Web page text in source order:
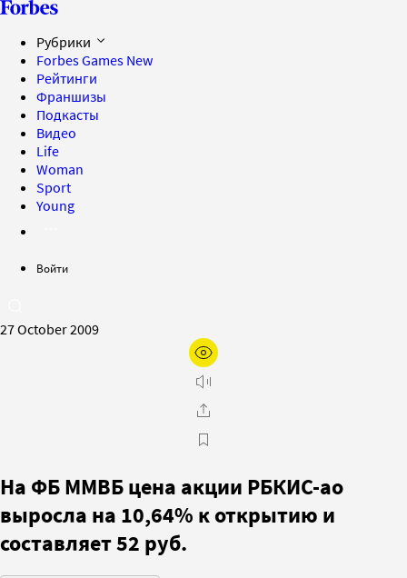
Рубрики
Forbes Games New
Рейтинги
Франшизы
Подкасты
Видео
Life
Woman
Sport
Young
Войти
27 October 2009
На ФБ ММВБ цена акции РБКИС-ао
выросла на 10,64% к открытию и
составляет 52 руб.